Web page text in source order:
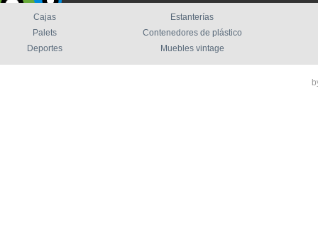
Cajas
Estanterías
Palets
Contenedores de plástico
Deportes
Muebles vintage